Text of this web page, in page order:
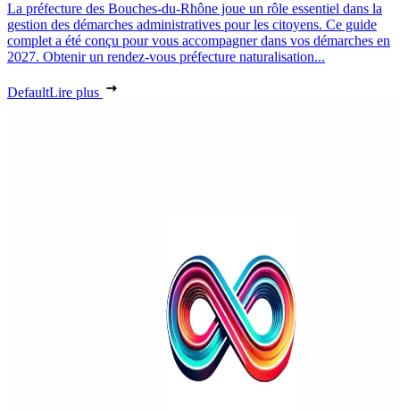
La préfecture des Bouches-du-Rhône joue un rôle essentiel dans la
gestion des démarches administratives pour les citoyens. Ce guide
complet a été conçu pour vous accompagner dans vos démarches en
2027. Obtenir un rendez-vous préfecture naturalisation...
DefaultLire plus